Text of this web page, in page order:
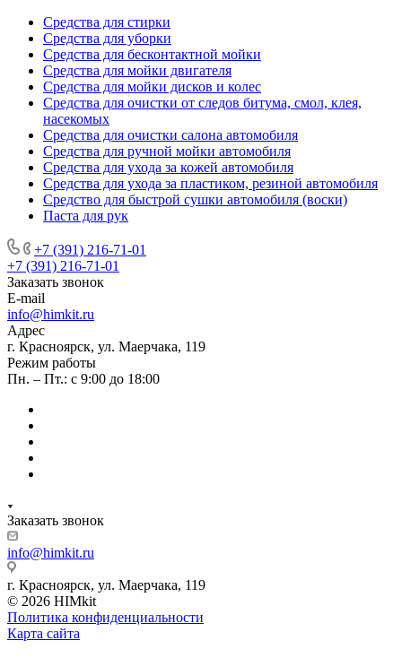
Средства для стирки
Средства для уборки
Средства для бесконтактной мойки
Средства для мойки двигателя
Средства для мойки дисков и колес
Средства для очистки от следов битума, смол, клея,
насекомых
Средства для очистки салона автомобиля
Средства для ручной мойки автомобиля
Средства для ухода за кожей автомобиля
Средства для ухода за пластиком, резиной автомобиля
Средство для быстрой сушки автомобиля (воски)
Паста для рук
+7 (391) 216-71-01
+7 (391) 216-71-01
Заказать звонок
E-mail
info@himkit.ru
Адрес
г. Красноярск, ул. Маерчака, 119
Режим работы
Пн. – Пт.: с 9:00 до 18:00
Заказать звонок
info@himkit.ru
г. Красноярск, ул. Маерчака, 119
© 2026 HIMkit
Политика конфиденциальности
Карта сайта